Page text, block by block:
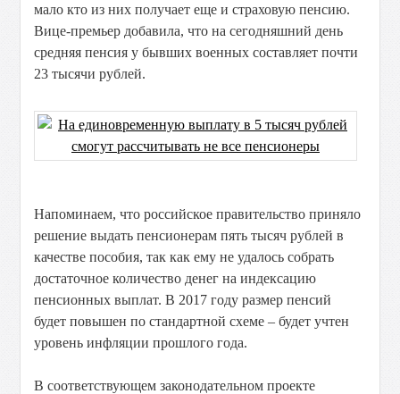
мало кто из них получает еще и страховую пенсию.
Вице-премьер добавила, что на сегодняшний день
средняя пенсия у бывших военных составляет почти
23 тысячи рублей.
Напоминаем, что российское правительство приняло
решение выдать пенсионерам пять тысяч рублей в
качестве пособия, так как ему не удалось собрать
достаточное количество денег на индексацию
пенсионных выплат. В 2017 году размер пенсий
будет повышен по стандартной схеме – будет учтен
уровень инфляции прошлого года.
В соответствующем законодательном проекте